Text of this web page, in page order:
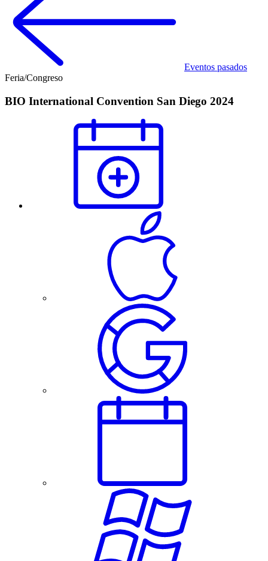
Eventos pasados
Feria/Congreso
BIO International Convention San Diego 2024